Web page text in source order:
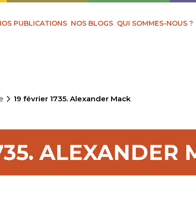
PUBLICATIONS NOS BLOGS QUI SOMMES-NOUS ?
19 février 1735. Alexander Mack
ALEXANDER